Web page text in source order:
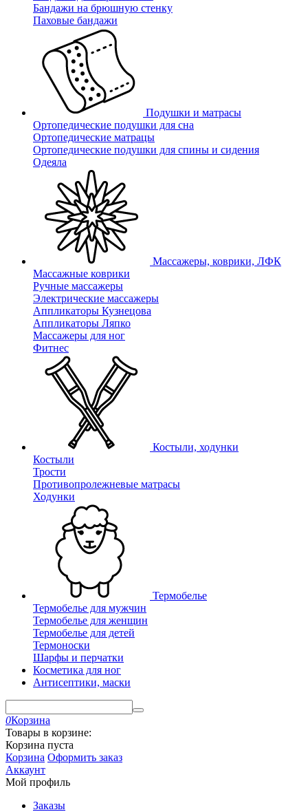
Бандажи на брюшную стенку
Паховые бандажи
Подушки и матрасы
Ортопедические подушки для сна
Ортопедические матрацы
Ортопедические подушки для спины и сидения
Одеяла
Массажеры, коврики, ЛФК
Массажные коврики
Ручные массажеры
Электрические массажеры
Аппликаторы Кузнецова
Аппликаторы Ляпко
Массажеры для ног
Фитнес
Костыли, ходунки
Костыли
Трости
Противопролежневые матрасы
Ходунки
Термобелье
Термобелье для мужчин
Термобелье для женщин
Термобелье для детей
Термоноски
Шарфы и перчатки
Косметика для ног
Антисептики, маски
0Корзина
Товары в корзине:
Корзина пуста
Корзина Оформить заказ
Аккаунт
Мой профиль
Заказы